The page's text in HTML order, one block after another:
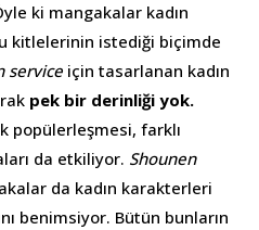
ki mangakalar kadın
kitlelerinin istediği biçimde
service için tasarlanan kadın
pek bir derinliği yok.
popülerleşmesi, farklı
da etkiliyor. Shounen
da kadın karakterleri
benimsiyor. Bütün bunların